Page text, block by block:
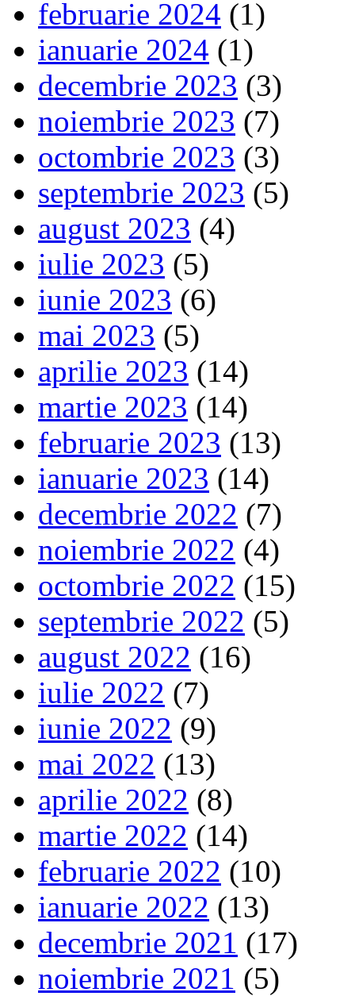
februarie 2024 (1)
ianuarie 2024 (1)
decembrie 2023 (3)
noiembrie 2023 (7)
octombrie 2023 (3)
septembrie 2023 (5)
august 2023 (4)
iulie 2023 (5)
iunie 2023 (6)
mai 2023 (5)
aprilie 2023 (14)
martie 2023 (14)
februarie 2023 (13)
ianuarie 2023 (14)
decembrie 2022 (7)
noiembrie 2022 (4)
octombrie 2022 (15)
septembrie 2022 (5)
august 2022 (16)
iulie 2022 (7)
iunie 2022 (9)
mai 2022 (13)
aprilie 2022 (8)
martie 2022 (14)
februarie 2022 (10)
ianuarie 2022 (13)
decembrie 2021 (17)
noiembrie 2021 (5)